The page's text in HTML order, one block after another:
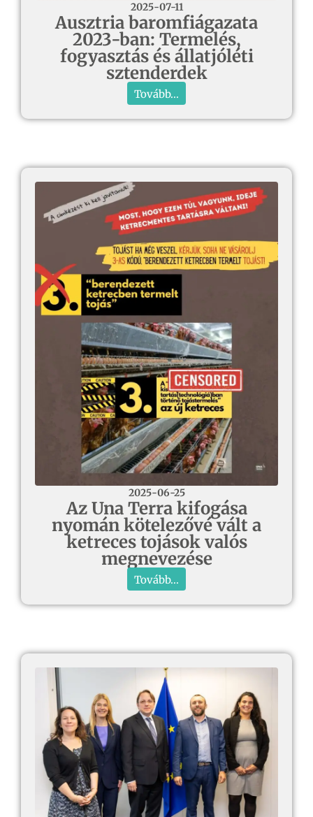
2025-07-11
Ausztria baromfiágazata
2023-ban: Termelés,
fogyasztás és állatjóléti
sztenderdek
Tovább...
2025-06-25
Az Una Terra kifogása
nyomán kötelezővé vált a
ketreces tojások valós
megnevezése
Tovább...